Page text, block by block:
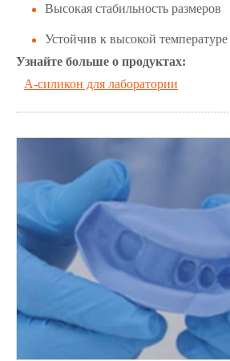
Высокая стабильность размеров
Устойчив к высокой температуре
Узнайте больше о продуктах:
A-силикон для лаборатории